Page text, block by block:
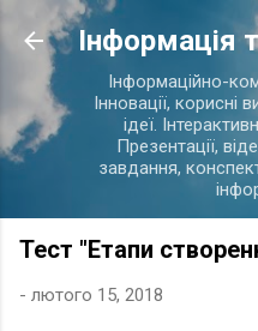
Перейти до
Інформація
Інформаційно-
Інновації, корисні
ідеї.
Презентації,
завдання,
Тест "Етапи
- лютого 15, 2018